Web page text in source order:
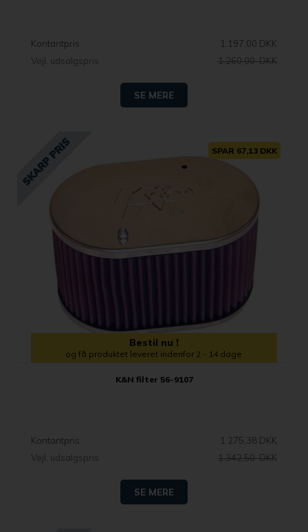
Kontantpris
1.197,00 DKK
Vejl. udsalgspris
1.260,00 DKK
SE MERE
SPAR 67,13 DKK
Bestil nu !
og få produktet leveret indenfor 2 - 14 dage
K&N filter 56-9107
Kontantpris
1.275,38 DKK
Vejl. udsalgspris
1.342,50 DKK
SE MERE